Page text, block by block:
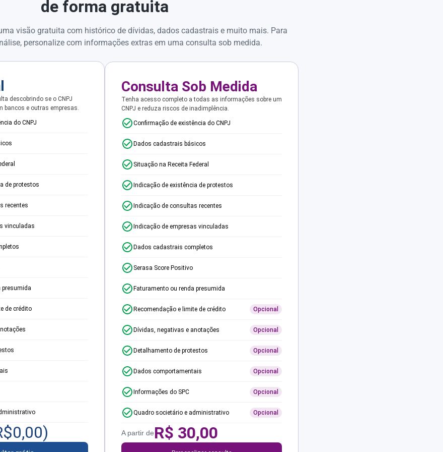
de forma gratuita
visão gratuita com histórico de dívidas, dados cadastrais e muito mais. Para
personalize com informações extras em uma consulta sob medida.
descobrindo se o CNPJ
bancos e outras empresas.
do CNPJ
de protestos
recentes
vinculadas
presumida
de crédito
0,00)
Consulta Sob Medida
Tenha acesso completo a todas as informações sobre um
CNPJ e reduza riscos de inadimplência.
Confirmação de existência do CNPJ
Dados cadastrais básicos
Situação na Receita Federal
Indicação de existência de protestos
Indicação de consultas recentes
Indicação de empresas vinculadas
Dados cadastrais completos
Serasa Score Positivo
Faturamento ou renda presumida
Recomendação e limite de crédito Opcional
Dívidas, negativas e anotações Opcional
Detalhamento de protestos Opcional
Dados comportamentais Opcional
Informações do SPC Opcional
Quadro societário e administrativo Opcional
A partir deR$ 30,00